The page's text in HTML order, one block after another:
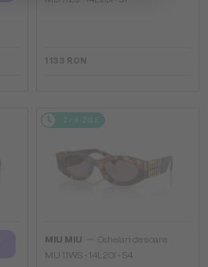
1 133 RON
2-4 ZILE
MIU MIU
Ochelari de soare
MU 11WS - 14L20I - 54